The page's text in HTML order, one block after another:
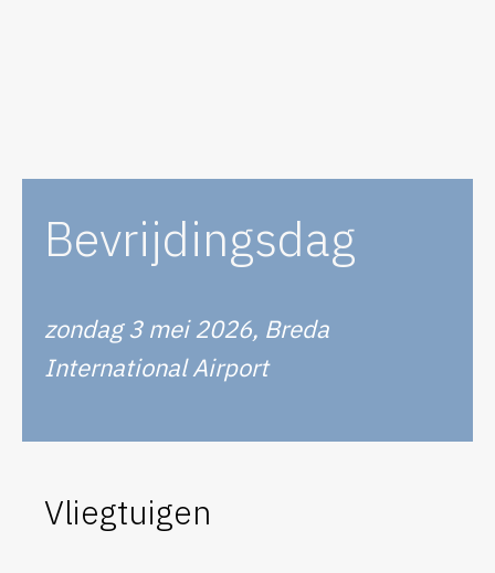
Bevrijdingsdag
zondag 3 mei 2026, Breda
International Airport
Vliegtuigen